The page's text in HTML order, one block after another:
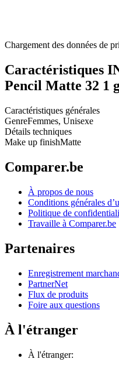
Chargement des données de
Caractéristiques
Pencil Matte 32 1
Caractéristiques générales
GenreFemmes, Unisexe
Détails techniques
Make up finishMatte
Comparer.be
À propos de nous
Conditions générales
Politique de
Travaille à Comparer.be
Partenaires
Enregistrement
PartnerNet
Flux de produits
Foire aux questions
À l'étranger
À l'étranger: